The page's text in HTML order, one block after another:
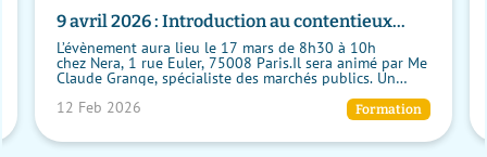
9 avril 2026 : Introduction au contentieux
construction dans le cadre judiciaire français
L’évènement aura lieu le 17 mars de 8h30 à 10h
chez Nera, 1 rue Euler, 75008 Paris.Il sera animé par Me
Claude Grange, spécialiste des marchés publics. Un
12 Feb 2026 Formation